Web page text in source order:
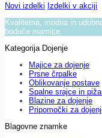
Novi izdelki Izdelki v akciji
Kvalitetna, modna in
bodoče mamice.
Kategorija Dojenje
Majice za dojenje
Prsne črpalke
Oblikovanje postave
Spalne srajce in
Blazine za dojenje
Pripomočki za
Blagovne znamke